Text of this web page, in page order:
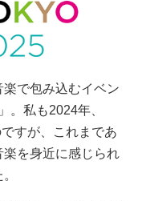
で包み込むイベン
。私も2024年、
すが、これまであ
楽を身近に感じられ